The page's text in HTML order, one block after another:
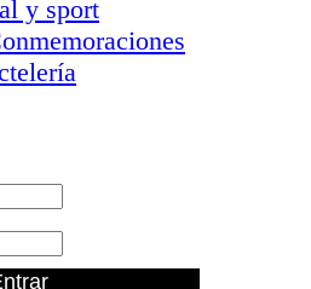
y sport